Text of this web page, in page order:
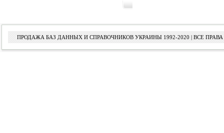
ПРОДАЖА БАЗ ДАННЫХ И СПРАВОЧНИКОВ УКРАИНЫ 1992-2020 | ВСЕ